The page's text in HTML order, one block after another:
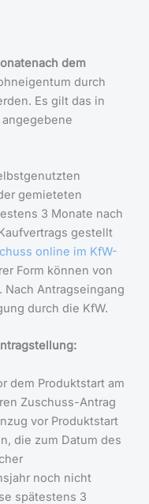
dem
durch
Es gilt das in
gemieteten
3 Monate nach
gestellt
online im KfW-
Form können von
Antragseingang
durch die KfW.
dem Produktstart am
Zuschuss-Antrag
vor Produktstart
die zum Datum des
noch nicht
spätestens 3